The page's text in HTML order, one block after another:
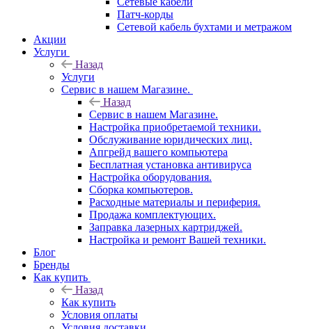
Патч-корды
Сетевой кабель бухтами и метражом
Акции
Услуги
Назад
Услуги
Сервис в нашем Магазине.
Назад
Сервис в нашем Магазине.
Настройка приобретаемой техники.
Обслуживание юридических лиц.
Апгрейд вашего компьютера
Бесплатная установка антивируса
Настройка оборудования.
Сборка компьютеров.
Расходные материалы и периферия.
Продажа комплектующих.
Заправка лазерных картриджей.
Настройка и ремонт Вашей техники.
Блог
Бренды
Как купить
Назад
Как купить
Условия оплаты